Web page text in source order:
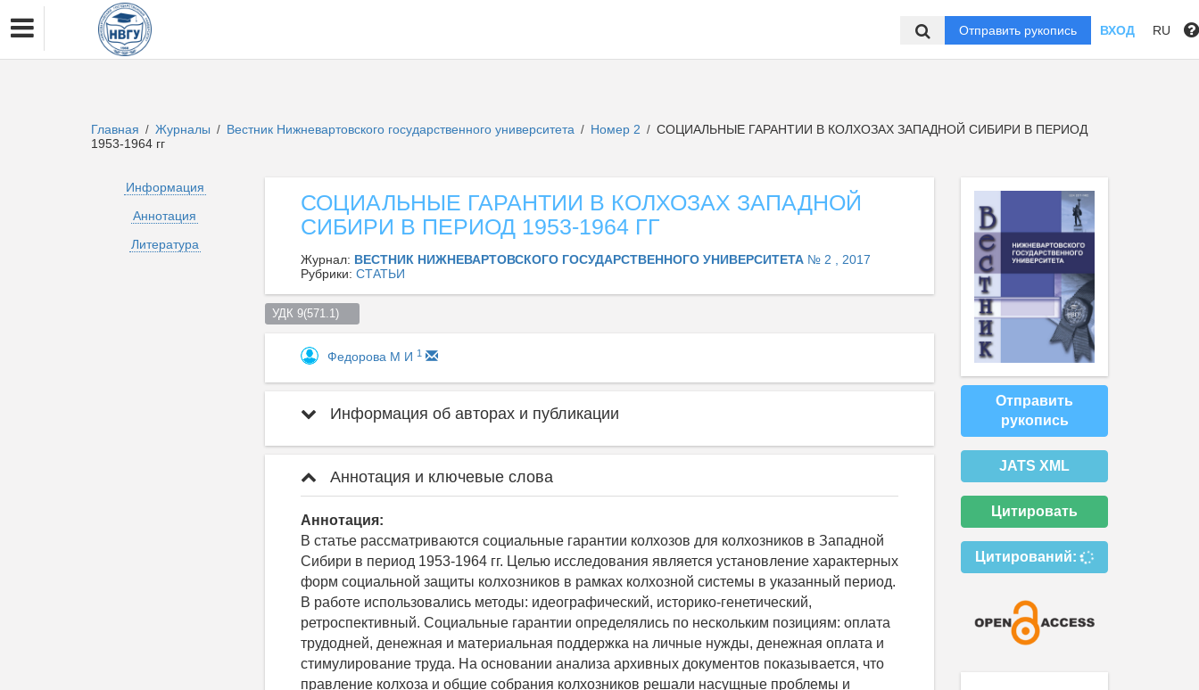
Отправить рукопись ВХОД RU
Главная / Журналы / Вестник Нижневартовского государственного университета / Номер 2 / СОЦИАЛЬНЫЕ ГАРАНТИИ В КОЛХОЗАХ ЗАПАДНОЙ СИБИРИ В ПЕРИОД
1953-1964 гг
Информация
Аннотация
Литература
СОЦИАЛЬНЫЕ ГАРАНТИИ В КОЛХОЗАХ ЗАПАДНОЙ
СИБИРИ В ПЕРИОД 1953-1964 ГГ
Журнал: ВЕСТНИК НИЖНЕВАРТОВСКОГО ГОСУДАРСТВЕННОГО УНИВЕРСИТЕТА № 2 , 2017
Рубрики: СТАТЬИ
УДК 9(571.1)
Федорова М И 1
Информация об авторах и публикации
Аннотация и ключевые слова
Аннотация:
В статье рассматриваются социальные гарантии колхозов для колхозников в Западной
Сибири в период 1953-1964 гг. Целью исследования является установление характерных
форм социальной защиты колхозников в рамках колхозной системы в указанный период.
В работе использовались методы: идеографический, историко-генетический,
ретроспективный. Социальные гарантии определялись по нескольким позициям: оплата
трудодней, денежная и материальная поддержка на личные нужды, денежная оплата и
стимулирование труда. На основании анализа архивных документов показывается, что
правление колхоза и общие собрания колхозников решали насущные проблемы и
Отправить
рукопись
JATS XML
Цитировать
Цитирований: